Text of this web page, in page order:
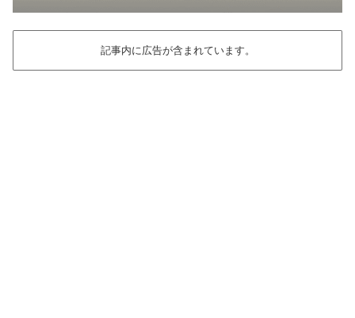
記事内に広告が含まれています。